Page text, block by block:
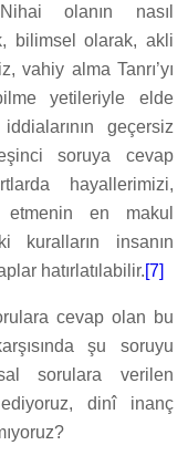
olanın nasıl
bilimsel olarak, akli
vahiy alma Tanrı’yı
yetileriyle elde
geçersiz
soruya cevap
hayallerimizi,
etmenin en makul
kuralların insanın
hatırlatılabilir.[7]
cevap olan bu
şu soruyu
sorulara verilen
dinî inanç